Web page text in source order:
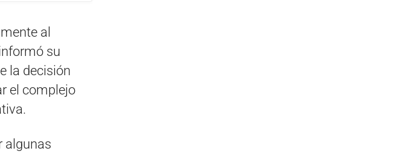
al
su
la decisión
el complejo
algunas